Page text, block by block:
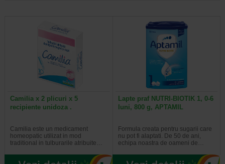
Camilia x 2 plicuri x 5
recipiente unidoza .
Camilia este un medicament
homeopatic utilizat in mod
traditional in tulburarile atribuite…
Lapte praf NUTRI-BIOTIK 1, 0-6
luni, 800 g, APTAMIL
Formula creata pentru sugarii care
nu pot fi alaptati. De 50 de ani,
echipa noastra de oameni de…